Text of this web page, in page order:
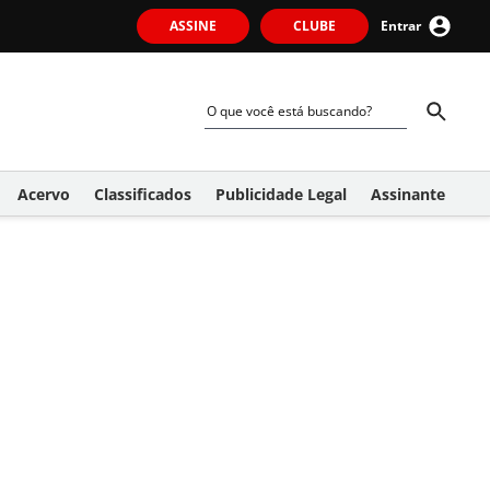
ASSINE CLUBE Entrar
Acervo Classificados Publicidade Legal Assinante